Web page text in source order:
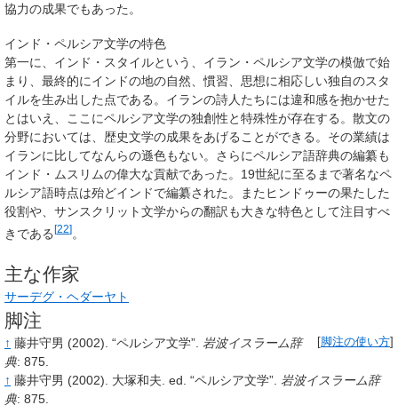
協力の成果でもあった。
インド・ペルシア文学の特色
第一に、インド・スタイルという、イラン・ペルシア文学の模倣で始
まり、最終的にインドの地の自然、慣習、思想に相応しい独自のスタ
イルを生み出した点である。イランの詩人たちには違和感を抱かせた
とはいえ、ここにペルシア文学の独創性と特殊性が存在する。散文の
分野においては、歴史文学の成果をあげることができる。その業績は
イランに比してなんらの遜色もない。さらにペルシア語辞典の編纂も
インド・ムスリムの偉大な貢献であった。19世紀に至るまで著名なペ
ルシア語時点は殆どインドで編纂された。またヒンドゥーの果たした
役割や、サンスクリット文学からの翻訳も大きな特色として注目すべ
きである [22] 。
主な作家
サーデグ・ヘダーヤト
脚注
[脚注の使い方]
↑ 藤井守男 (2002). “ペルシア文学”. 岩波イスラーム辞
典: 875.
↑ 藤井守男 (2002). 大塚和夫. ed. “ペルシア文学”. 岩波イスラーム辞
典: 875.